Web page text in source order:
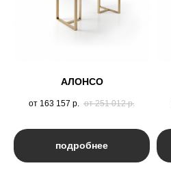
АЛОНСО
от 163 157 р. от 251 012 р.
подробнее